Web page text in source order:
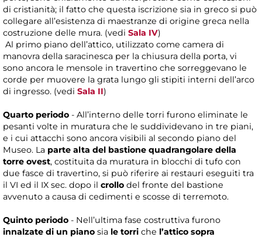
di cristianità; il fatto che questa iscrizione sia in greco si può
collegare all’esistenza di maestranze di origine greca nella
costruzione delle mura. (vedi Sala IV)
Al primo piano dell’attico, utilizzato come camera di
manovra della saracinesca per la chiusura della porta, vi
sono ancora le mensole in travertino che sorreggevano le
corde per muovere la grata lungo gli stipiti interni dell’arco
di ingresso. (vedi Sala II)
Quarto periodo - All’interno delle torri furono eliminate le
pesanti volte in muratura che le suddividevano in tre piani,
e i cui attacchi sono ancora visibili al secondo piano del
Museo. La parte alta del bastione quadrangolare della
torre ovest, costituita da muratura in blocchi di tufo con
due fasce di travertino, si può riferire ai restauri eseguiti tra
il VI ed il IX sec. dopo il crollo del fronte del bastione
avvenuto a causa di cedimenti e scosse di terremoto.
Quinto periodo - Nell’ultima fase costruttiva furono
innalzate di un piano sia le torri che l’attico sopra